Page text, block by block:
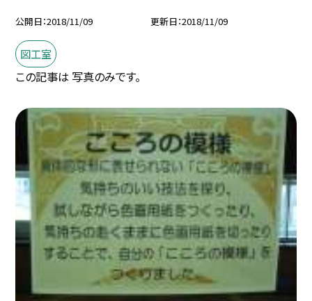
公開日 2018/11/09 更新日 2018/11/09
図工室
この記事は 写真のみです。